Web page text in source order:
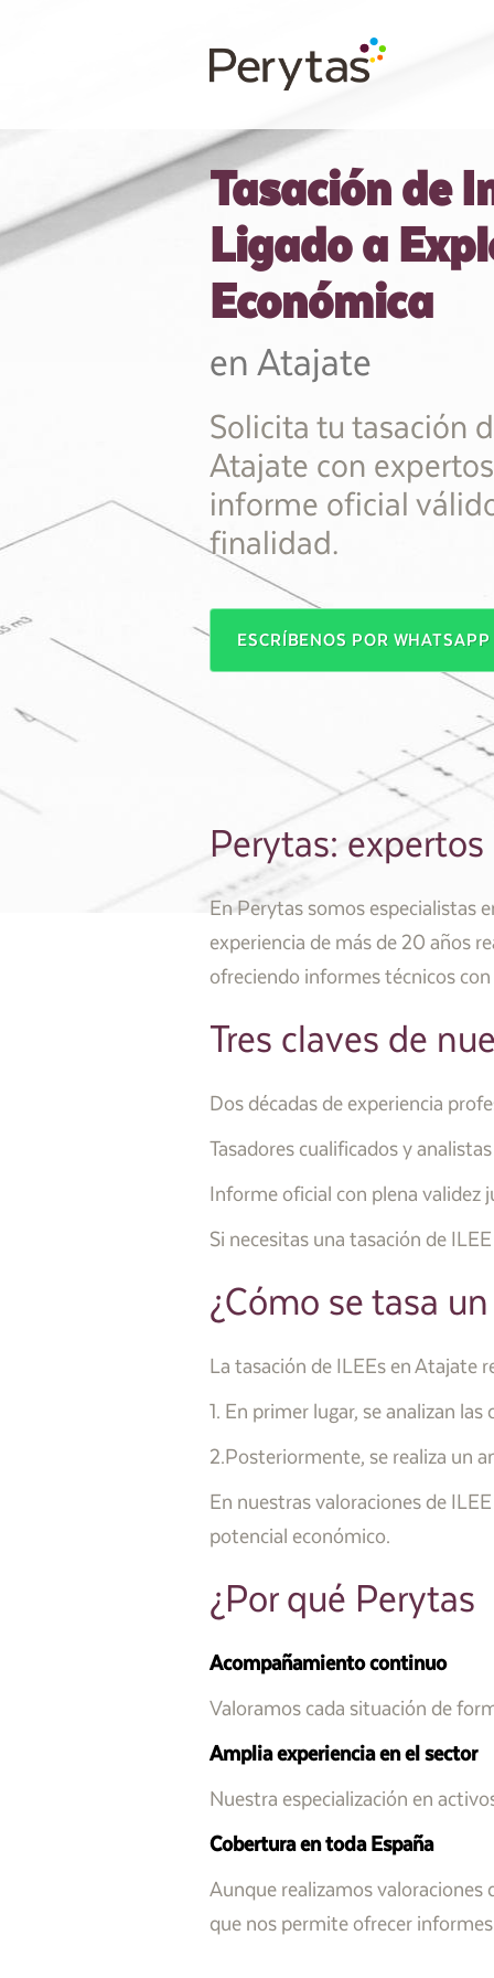
Tasación de
Ligado a
Económica
en Atajate
Solicita tu tasación
Atajate con
informe oficial
finalidad.
ESCRÍBENOS POR WHATSAPP
Perytas:
En Perytas somos especialistas
experiencia de más de 20 años
ofreciendo informes técnicos
Tres claves de
Dos décadas de experiencia
Tasadores cualificados y
Informe oficial con plena validez
Si necesitas una tasación de
¿Cómo se tasa
La tasación de ILEEs en Atajate
1. En primer lugar, se analizan
2.Posteriormente, se realiza un
En nuestras valoraciones de
potencial económico.
¿Por qué Perytas
Acompañamiento continuo
Valoramos cada situación de
Amplia experiencia en el sector
Nuestra especialización en
Cobertura en toda España
Aunque realizamos
que nos permite ofrecer